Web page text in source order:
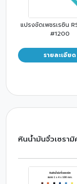
แปรงขัดเพชรเรซิน
#1200
รายละเอียด
หินน้ำมันจิ๋วเซรามิ